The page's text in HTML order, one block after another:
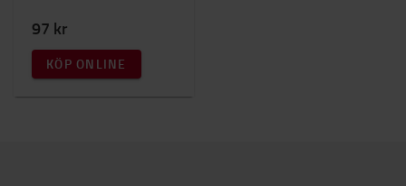
97 kr
KÖP ONLINE